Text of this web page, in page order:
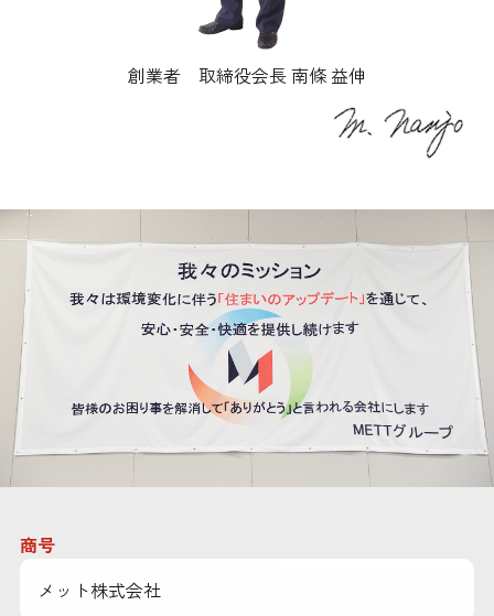
お問い
創業者 取締役会長 南條 益伸
商号
メット株式会社